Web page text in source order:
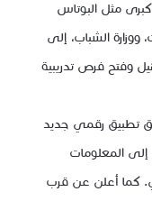
مثل البوتاس
ووزارة الشباب، إلى
وفتح فرص تدريبية
تطبيق رقمي جديد
إلى المعلومات
كما أعلن عن قرب